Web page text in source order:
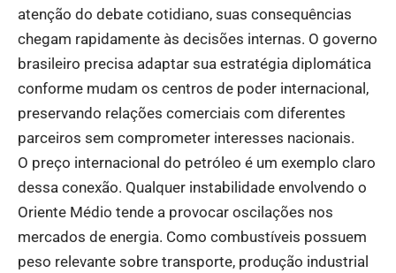
atenção do debate cotidiano, suas consequências
chegam rapidamente às decisões internas. O governo
brasileiro precisa adaptar sua estratégia diplomática
conforme mudam os centros de poder internacional,
preservando relações comerciais com diferentes
parceiros sem comprometer interesses nacionais.
O preço internacional do petróleo é um exemplo claro
dessa conexão. Qualquer instabilidade envolvendo o
Oriente Médio tende a provocar oscilações nos
mercados de energia. Como combustíveis possuem
peso relevante sobre transporte, produção industrial